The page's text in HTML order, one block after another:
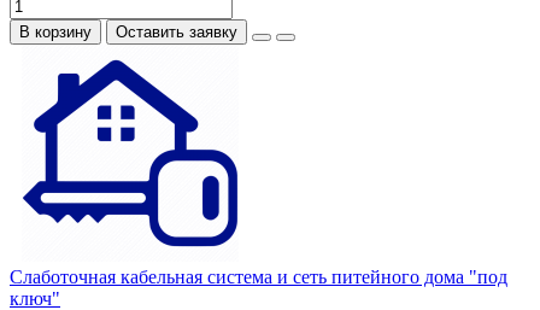
В корзину Оставить заявку
Слаботочная кабельная система и сеть питейного дома "под
ключ"